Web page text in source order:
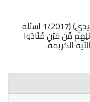
(2/2016 اسئلة خارج القطر) (2017/ تمهيدي) (1/2017 اسئلة
مِّن قَرْنٍ فَنَادَوا
الكريمة.